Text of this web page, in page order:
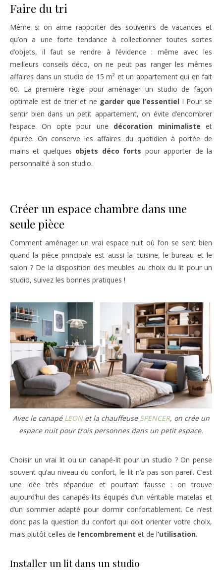
Faire du tri
Même si on aime rapporter des souvenirs de vacances et
qu’on a une forte tendance à collectionner toutes sortes
d’objets, il faut se rendre à l’évidence : même avec les
meilleurs conseils déco, on ne peut pas ranger les mêmes
affaires dans un studio de 15 m² et un appartement qui en fait
60. La première règle pour aménager un studio de façon
optimale est de trier et ne garder que l’essentiel ! Pour se
sentir bien dans un petit appartement, on évite d’encombrer
l’espace. On opte pour une décoration minimaliste et
épurée. On conserve les affaires du quotidien à portée de
mains et quelques objets déco forts pour apporter de la
personnalité à son studio.
Créer un espace chambre dans une
seule pièce
Comment aménager un vrai espace nuit où l’on se sent bien
quand la pièce principale est aussi la cuisine, le bureau et le
salon ? De la disposition des meubles au choix du lit pour un
studio, suivez les bonnes pratiques !
Avec le canapé LEONet la chauffeuse SPENCER, on crée un
espace nuit pour trois personnes dans un petit espace.
Choisir un vrai lit ou un canapé-lit pour un studio ? On pense
souvent qu’au niveau du confort, le lit n’a pas son pareil. C’est
une idée très répandue et pourtant fausse : on trouve
aujourd’hui des canapés-lits équipés d’un véritable matelas et
d’un sommier adapté pour dormir confortablement. Ce n’est
donc pas la question du confort qui doit orienter votre choix,
mais plutôt celles de l’encombrement et de l’utilisation.
Installer un lit dans un studio